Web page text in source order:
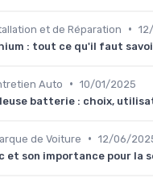
et de Réparation •
: tout ce qu'il faut
Auto • 10/01/2025
batterie : choix,
de Voiture • 12/06/
et son importance pour la